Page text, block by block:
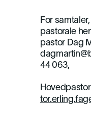
For
pastorale
pastor Dag
44 063,